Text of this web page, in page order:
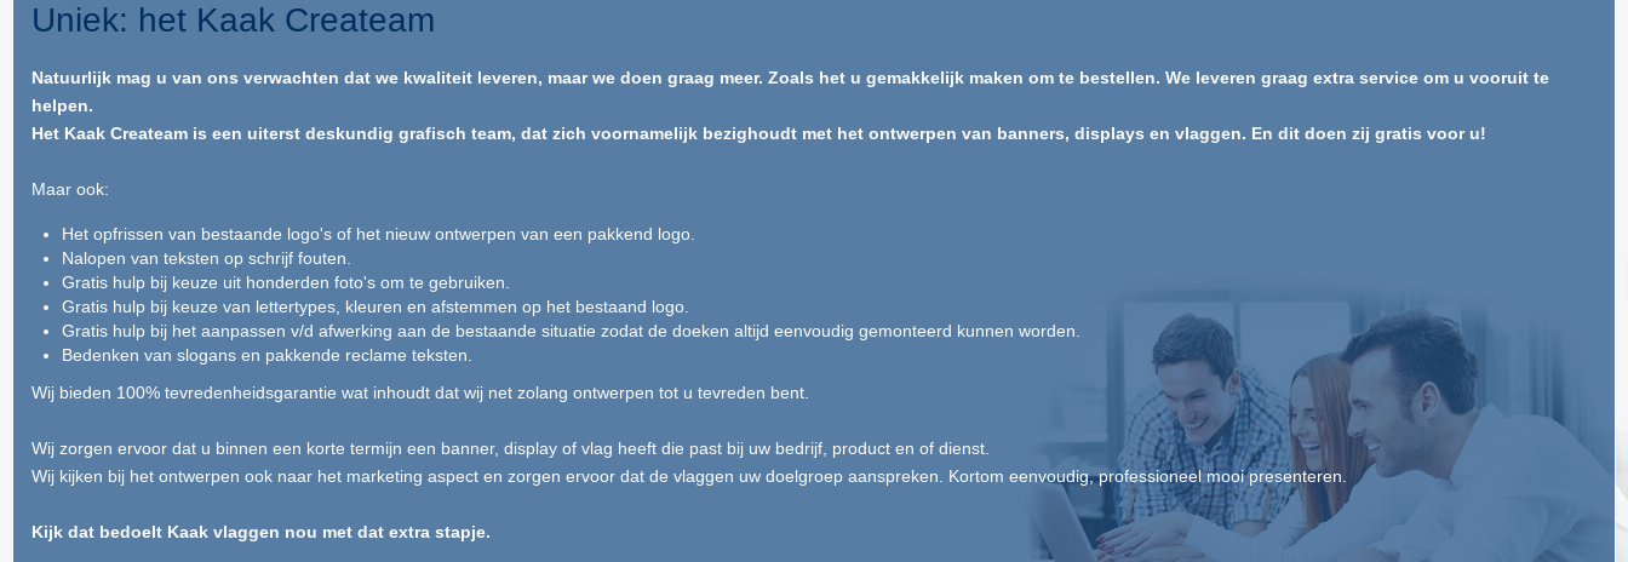
Uniek: het Kaak Createam
Natuurlijk mag u van ons verwachten dat we kwaliteit leveren, maar we doen graag meer. Zoals het u gemakkelijk maken om te bestellen. We leveren graag extra service om u vooruit te
helpen.
Het Kaak Createam is een uiterst deskundig grafisch team, dat zich voornamelijk bezighoudt met het ontwerpen van banners, displays en vlaggen. En dit doen zij gratis voor u!
Maar ook:
Het opfrissen van bestaande logo's of het nieuw ontwerpen van een pakkend logo.
Nalopen van teksten op schrijf fouten.
Gratis hulp bij keuze uit honderden foto's om te gebruiken.
Gratis hulp bij keuze van lettertypes, kleuren en afstemmen op het bestaand logo.
Gratis hulp bij het aanpassen v/d afwerking aan de bestaande situatie zodat de doeken altijd eenvoudig gemonteerd kunnen worden.
Bedenken van slogans en pakkende reclame teksten.
Wij bieden 100% tevredenheidsgarantie wat inhoudt dat wij net zolang ontwerpen tot u tevreden bent.
Wij zorgen ervoor dat u binnen een korte termijn een banner, display of vlag heeft die past bij uw bedrijf, product en of dienst.
Wij kijken bij het ontwerpen ook naar het marketing aspect en zorgen ervoor dat de vlaggen uw doelgroep aanspreken. Kortom eenvoudig, professioneel mooi presenteren.
Kijk dat bedoelt Kaak vlaggen nou met dat extra stapje.